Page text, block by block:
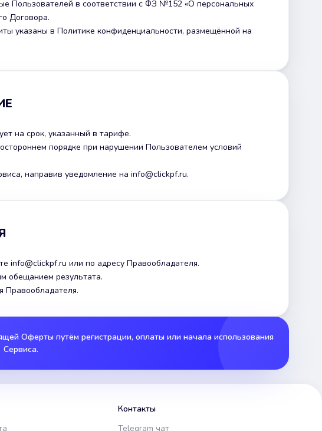
Пользователей в соответствии с ФЗ №152 «О персональных
Договора.
указаны в Политике конфиденциальности, размещённой на
на срок, указанный в тарифе.
порядке при нарушении Пользователем условий
направив уведомление на info@clickpf.ru.
info@clickpf.ru или по адресу Правообладателя.
обещанием результата.
Правообладателя.
Оферты путём регистрации, оплаты или начала использования
Сервиса.
Контакты
Telegram чат